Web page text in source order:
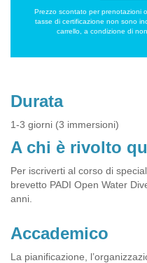
Prezzo scontato per prenotazioni
tasse di certificazione non sono
carrello, a condizione di
Durata
1-3 giorni (3 immersioni)
A chi è rivolto
Per iscriverti al corso di
brevetto PADI Open Water
anni.
Accademico
La pianificazione,